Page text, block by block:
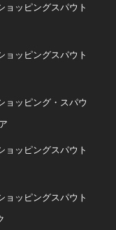
ョッピングスパウト
ョッピングスパウト
ョッピング・スパウ
ョッピングスパウト
ョッピングスパウト